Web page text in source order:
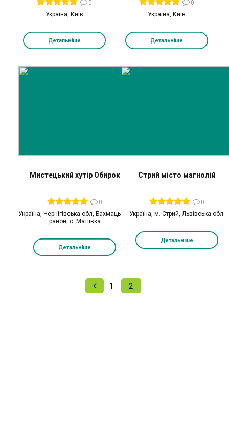
0
Україна, Київ
Детальніше
0
Україна, Київ
Детальніше
Мистецький хутір Обирок
0
Україна, Чернігівська обл, Бахмацький
район, с. Матіївка
Детальніше
Стрий місто магнолій
0
Україна, м. Стрий, Львівська обл.
Детальніше
1 2